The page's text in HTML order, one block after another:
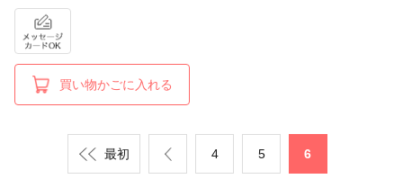
買い物かごに入れる
最初 4 5 6